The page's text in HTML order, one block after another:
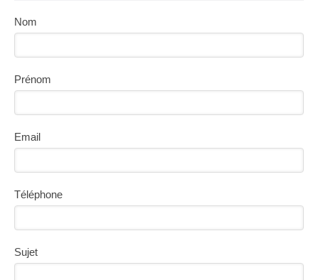
Nom
Prénom
Email
Téléphone
Sujet